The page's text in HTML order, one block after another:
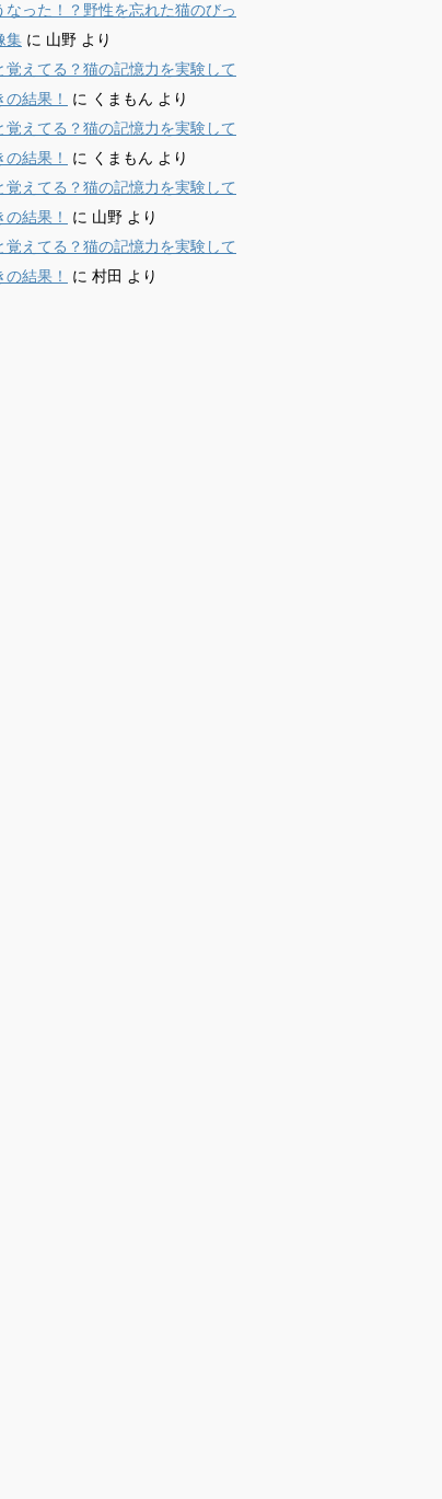
なった！？野性を忘れた猫のびっ
集 に 山野 より
覚えてる？猫の記憶力を実験して
結果！
に くまもん より
覚えてる？猫の記憶力を実験して
結果！
に くまもん より
覚えてる？猫の記憶力を実験して
結果！
に 山野 より
覚えてる？猫の記憶力を実験して
結果！
に 村田 より